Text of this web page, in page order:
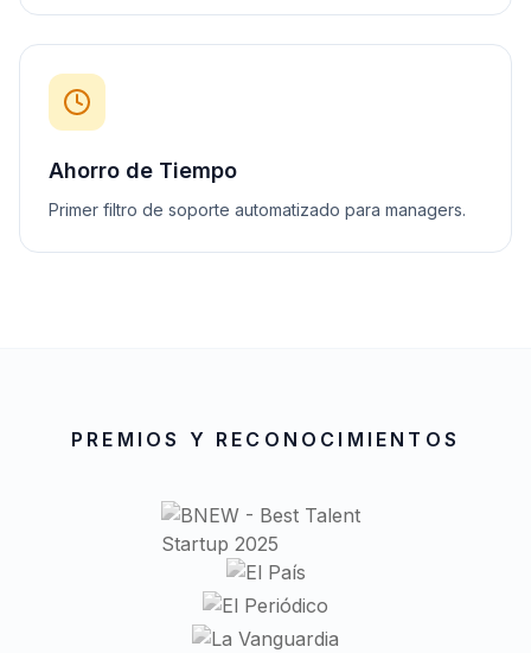
Ahorro de Tiempo
Primer filtro de soporte automatizado para managers.
PREMIOS Y RECONOCIMIENTOS